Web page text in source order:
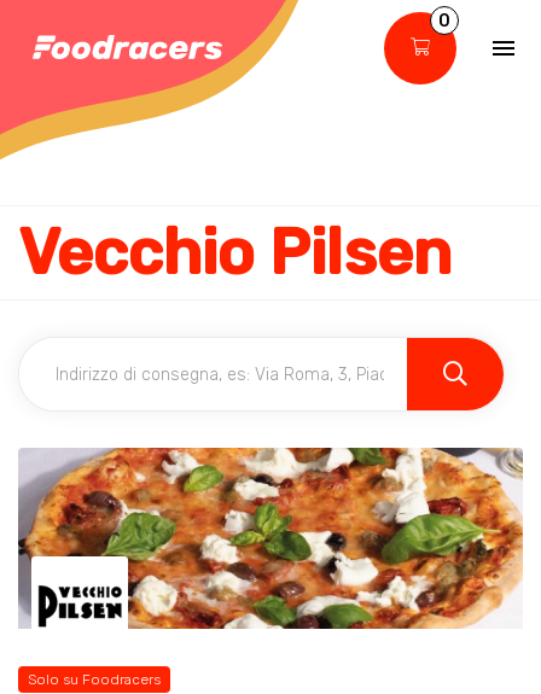
0
Vecchio Pilsen
Solo su Foodracers